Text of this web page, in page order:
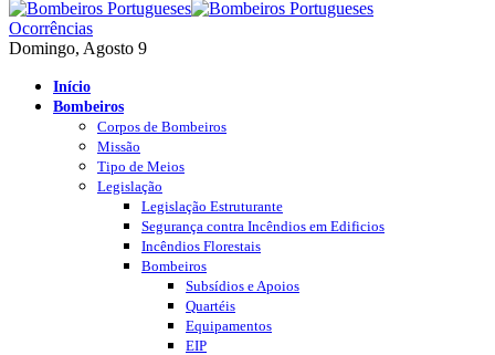
Ocorrências
Domingo, Agosto 9
Início
Bombeiros
Corpos de Bombeiros
Missão
Tipo de Meios
Legislação
Legislação Estruturante
Segurança contra Incêndios em Edificios
Incêndios Florestais
Bombeiros
Subsídios e Apoios
Quartéis
Equipamentos
EIP